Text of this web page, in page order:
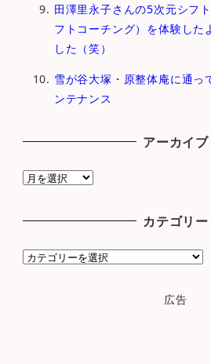
田澤里永子さんの5次元シフ
フトコーチング）を体験した
した（笑）
雪が谷大塚・原整体庵に通
ンテナンス
アーカイブ
ア
ブ
カテゴリー
カ
広告